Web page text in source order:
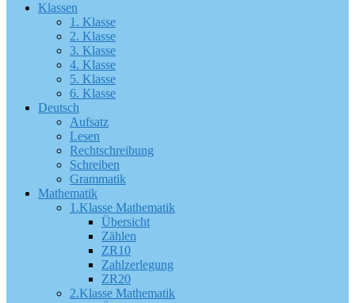
Klassen
1. Klasse
2. Klasse
3. Klasse
4. Klasse
5. Klasse
6. Klasse
Deutsch
Aufsatz
Lesen
Rechtschreibung
Schreiben
Grammatik
Mathematik
1.Klasse Mathematik
Übersicht
Zählen
ZR10
Zahlzerlegung
ZR20
2.Klasse Mathematik